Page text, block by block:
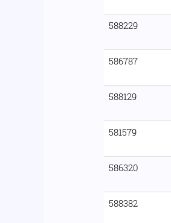
588229
586787
588129
581579
586320
588382